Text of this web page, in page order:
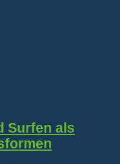
Surfen als